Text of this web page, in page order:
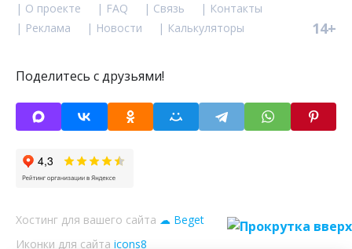
| О проекте
| FAQ | Связь
| Контакты
| Реклама
| Новости | Калькуляторы 14+
Поделитесь с друзьями!
Хостинг для вашего сайта ☁ Beget
Иконки для сайта icons8